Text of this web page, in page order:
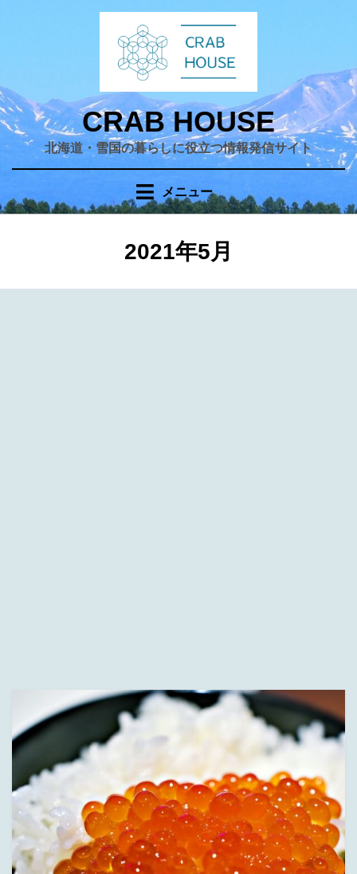
ツ
へ
移
動
CRAB HOUSE
北海道・雪国の暮らしに役立つ情報発信サイト
メニュー
月
:
2021年5月